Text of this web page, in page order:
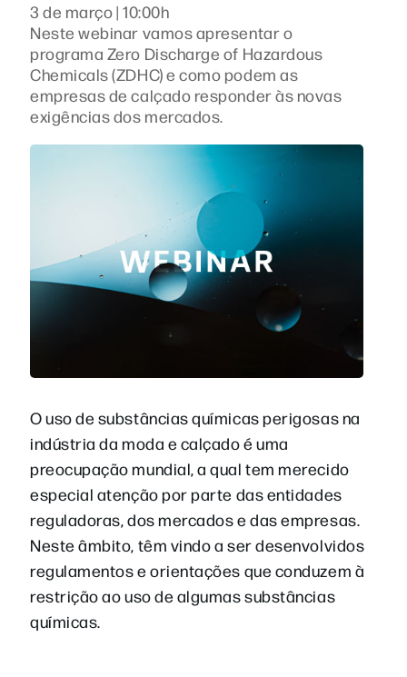
3 de março | 10:00h
Neste webinar vamos apresentar o
programa Zero Discharge of Hazardous
Chemicals (ZDHC) e como podem as
empresas de calçado responder às novas
exigências dos mercados.
O uso de substâncias químicas perigosas na
indústria da moda e calçado é uma
preocupação mundial, a qual tem merecido
especial atenção por parte das entidades
reguladoras, dos mercados e das empresas.
Neste âmbito, têm vindo a ser desenvolvidos
regulamentos e orientações que conduzem à
restrição ao uso de algumas substâncias
químicas.